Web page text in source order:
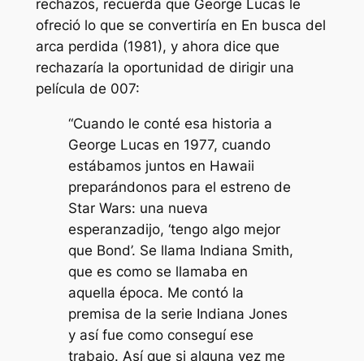
rechazos, recuerda que George Lucas le
ofreció lo que se convertiría en En busca del
arca perdida (1981), y ahora dice que
rechazaría la oportunidad de dirigir una
película de 007:
“Cuando le conté esa historia a
George Lucas en 1977, cuando
estábamos juntos en Hawaii
preparándonos para el estreno de
Star Wars: una nueva
esperanzadijo, ‘tengo algo mejor
que Bond’. Se llama Indiana Smith,
que es como se llamaba en
aquella época. Me contó la
premisa de la serie Indiana Jones
y así fue como conseguí ese
trabajo. Así que si alguna vez me